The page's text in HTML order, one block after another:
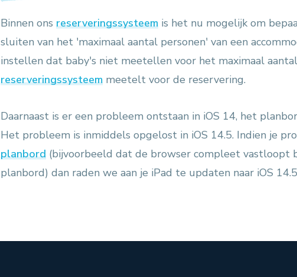
Binnen ons reserveringssysteem is het nu mogelijk om
sluiten van het 'maximaal aantal personen' van een
instellen dat baby's niet meetellen voor het maximaal
reserveringssysteem meetelt voor de reservering.
Daarnaast is er een probleem ontstaan in iOS 14, het
Het probleem is inmiddels opgelost in iOS 14.5. Indien je
planbord (bijvoorbeeld dat de browser compleet vastloopt
planbord) dan raden we aan je iPad te updaten naar iOS